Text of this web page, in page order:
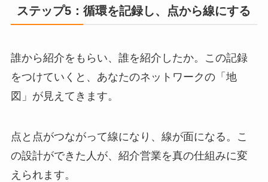
ステップ5：循環を記録し、点から線にする
誰から紹介をもらい、誰を紹介したか。この記録
をつけていくと、あなたのネットワークの「地
図」が見えてきます。
点と点がつながって線になり、線が面になる。こ
の設計ができた人が、紹介営業を真の仕組みに変
えられます。